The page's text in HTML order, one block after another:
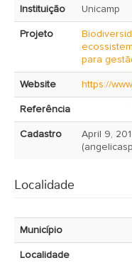
Instituição Unicamp
Projeto
para
Website https://
Referência
Cadastro
April 9,
Localidade
Município
Localidade